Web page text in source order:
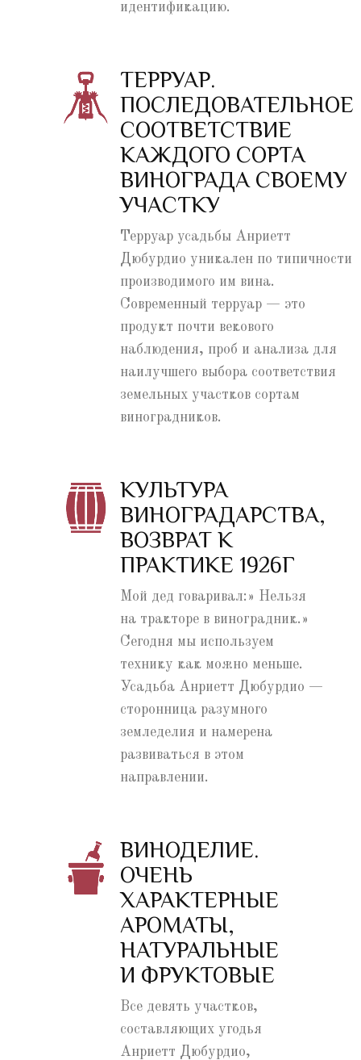
идентификацию.
ТЕРРУАР.
ПОСЛЕДОВАТЕЛЬНОЕ
СООТВЕТСТВИЕ
КАЖДОГО СОРТА
ВИНОГРАДА СВОЕМУ
УЧАСТКУ
Терруар усадьбы Анриетт
Дюбурдио уникален по типичности
производимого им вина.
Современный терруар — это
продукт почти векового
наблюдения, проб и анализа для
наилучшего выбора соответствия
земельных участков сортам
виноградников.
КУЛЬТУРА
ВИНОГРАДАРСТВА,
ВОЗВРАТ К
ПРАКТИКЕ 1926Г
Мой дед говаривал:» Нельзя
на тракторе в виноградник.»
Сегодня мы используем
технику как можно меньше.
Усадьба Анриетт Дюбурдио —
сторонница разумного
земледелия и намерена
развиваться в этом
направлении.
ВИНОДЕЛИЕ.
ОЧЕНЬ
ХАРАКТЕРНЫЕ
АРОМАТЫ,
НАТУРАЛЬНЫЕ
И ФРУКТОВЫЕ
Все девять участков,
составляющих угодья
Анриетт Дюбурдио,